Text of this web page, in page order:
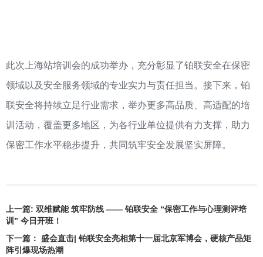
此次上海站培训会的成功举办，充分彰显了铂联安全在保密
领域以及安全服务领域的专业实力与责任担当。接下来，铂
联安全将持续立足行业需求，举办更多高品质、高适配的培
训活动，覆盖更多地区，为各行业单位提供有力支撑，助力
保密工作水平稳步提升，共同筑牢安全发展坚实屏障。
上一篇: 双维赋能 筑牢防线 —— 铂联安全 “保密工作与心理测评培
训” 今日开班！
下一篇： 盛会直击| 铂联安全亮相第十一届北京军博会，硬核产品矩
阵引爆现场热潮